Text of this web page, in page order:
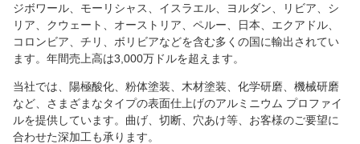
ジボワール、モーリシャス、イスラエル、ヨルダン、リビア、シ
リア、クウェート、オーストリア、ペルー、日本、エクアドル、
コロンビア、チリ、ボリビアなどを含む多くの国に輸出されてい
ます。年間売上高は3,000万ドルを超えます。
当社では、陽極酸化、粉体塗装、木材塗装、化学研磨、機械研磨
など、さまざまなタイプの表面仕上げのアルミニウム プロファイ
ルを提供しています。曲げ、切断、穴あけ等、お客様のご要望に
合わせた深加工も承ります。